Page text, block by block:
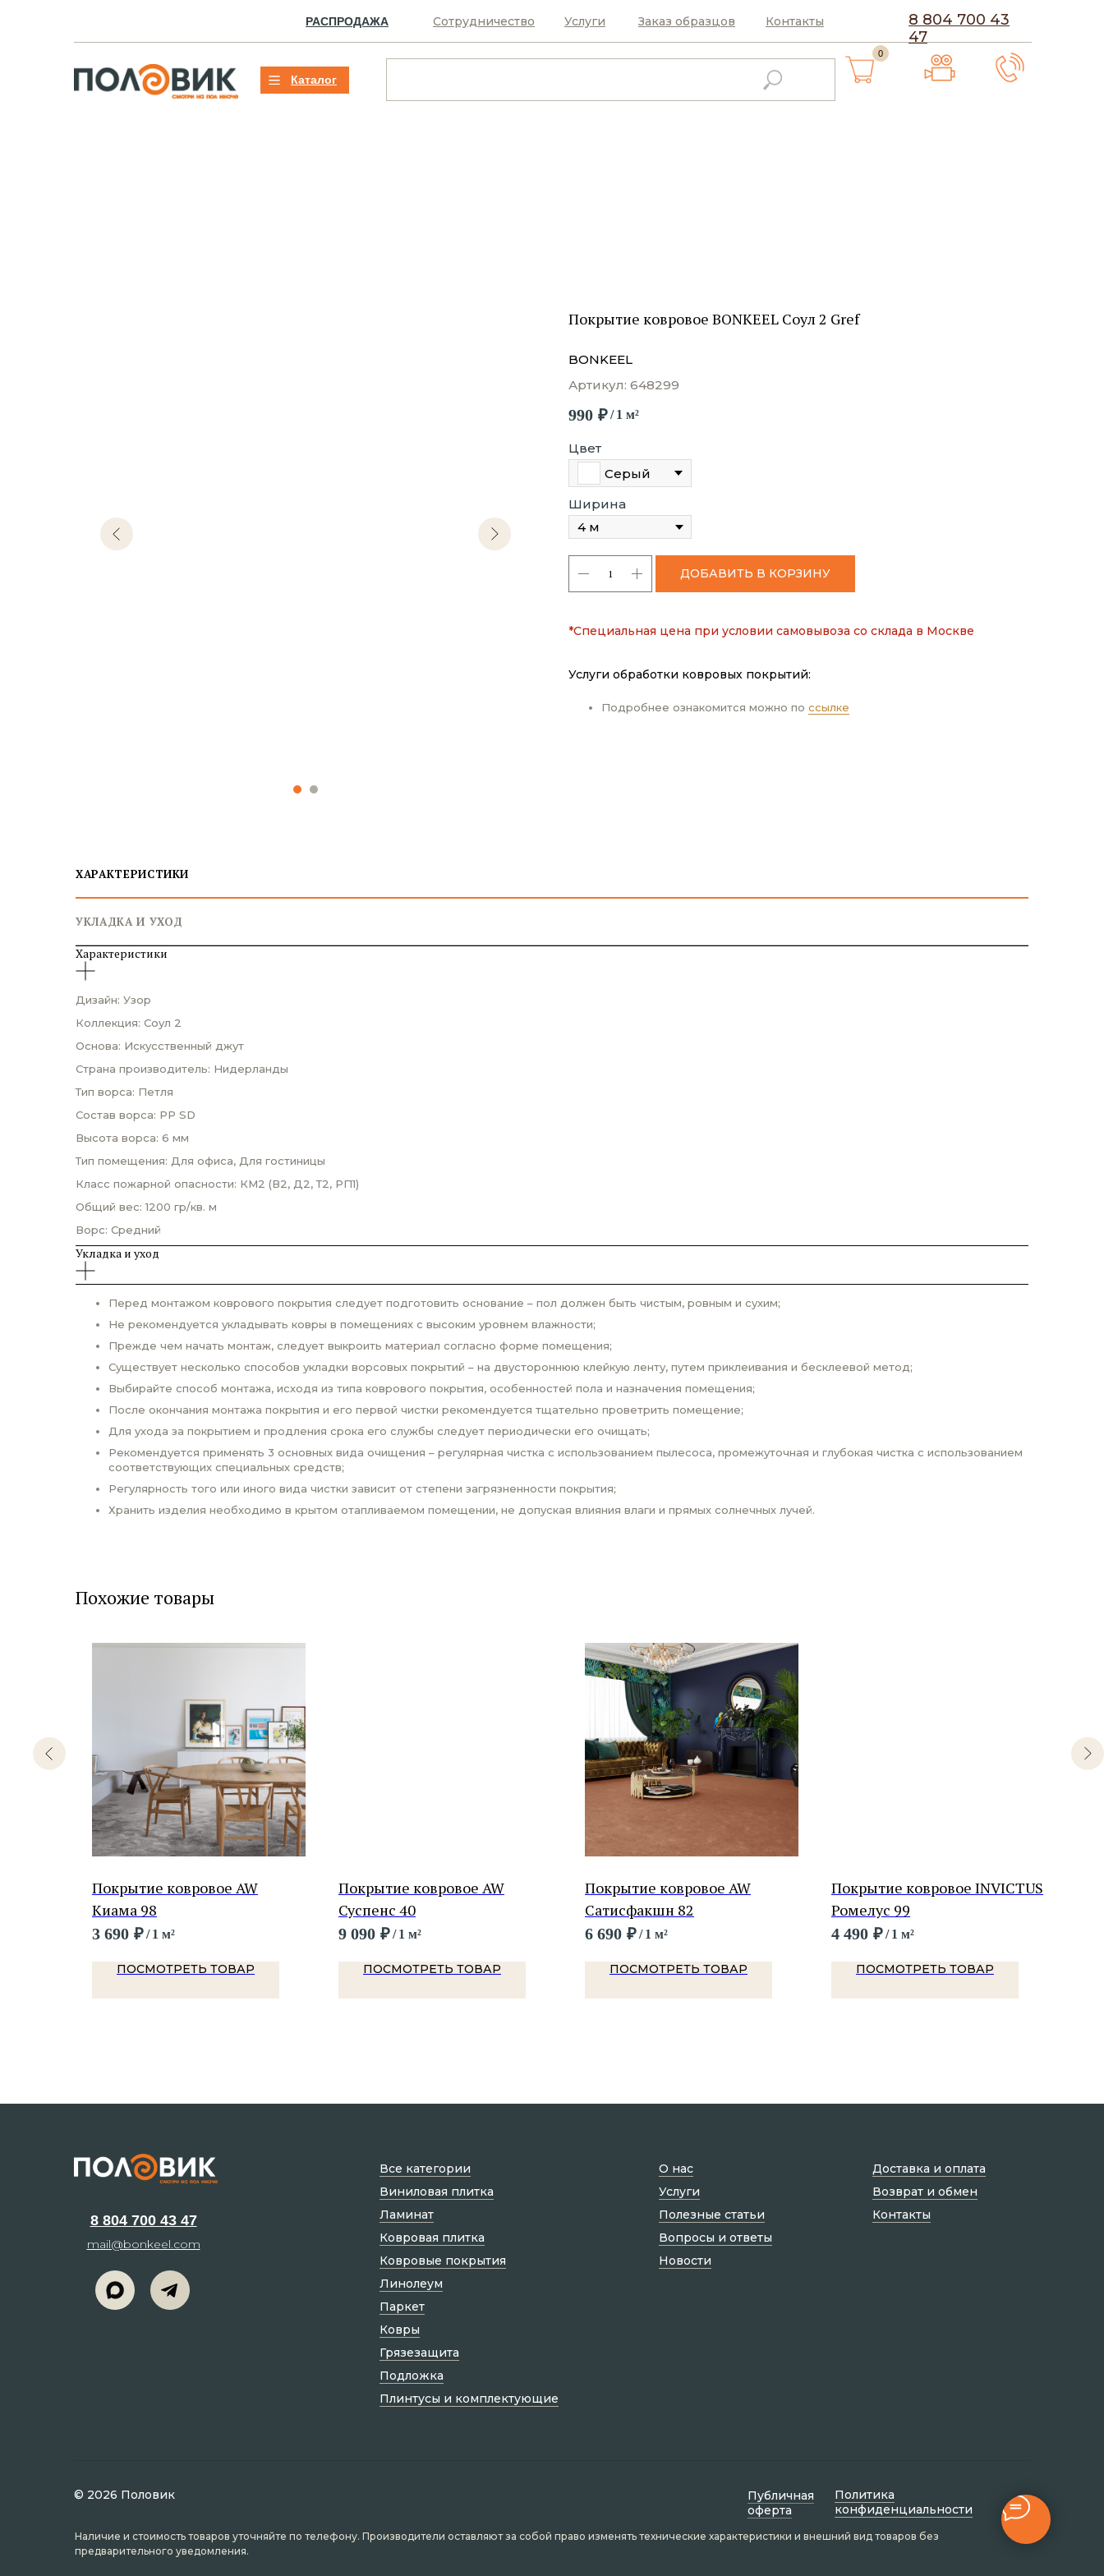
8 804 700 43
47
Услуги
Сотрудничество Контакты
Заказ образцов
РАСПРОДАЖА
0
Каталог
Покрытие ковровое BONKEEL Соул 2 Gref
BONKEEL
Артикул: 648299
990 ₽/ 1 м²
Цвет
Серый
Ширина
ДОБАВИТЬ В КОРЗИНУ
*Специальная цена при условии самовывоза со склада в Москве
Услуги обработки ковровых покрытий:
Подробнее ознакомится можно по ссылке
ХАРАКТЕРИСТИКИ
УКЛАДКА И УХОД
Характеристики
Дизайн: Узор
Коллекция: Соул 2
Основа: Искусственный джут
Страна производитель: Нидерланды
Тип ворса: Петля
Состав ворса: PP SD
Высота ворса: 6 мм
Тип помещения: Для офиса, Для гостиницы
Класс пожарной опасности: КМ2 (В2, Д2, Т2, РП1)
Общий вес: 1200 гр/кв. м
Ворс: Средний
Укладка и уход
Перед монтажом коврового покрытия следует подготовить основание – пол должен быть чистым, ровным и сухим;
Не рекомендуется укладывать ковры в помещениях с высоким уровнем влажности;
Прежде чем начать монтаж, следует выкроить материал согласно форме помещения;
Существует несколько способов укладки ворсовых покрытий – на двустороннюю клейкую ленту, путем приклеивания и бесклеевой метод;
Выбирайте способ монтажа, исходя из типа коврового покрытия, особенностей пола и назначения помещения;
После окончания монтажа покрытия и его первой чистки рекомендуется тщательно проветрить помещение;
Для ухода за покрытием и продления срока его службы следует периодически его очищать;
Рекомендуется применять 3 основных вида очищения – регулярная чистка с использованием пылесоса, промежуточная и глубокая чистка с использованием
соответствующих специальных средств;
Регулярность того или иного вида чистки зависит от степени загрязненности покрытия;
Хранить изделия необходимо в крытом отапливаемом помещении, не допуская влияния влаги и прямых солнечных лучей.
Похожие товары
Покрытие ковровое AW
Киама 98
3 690 ₽/ 1 м²
ПОСМОТРЕТЬ ТОВАР
Покрытие ковровое AW
Суспенс 40
9 090 ₽/ 1 м²
ПОСМОТРЕТЬ ТОВАР
Покрытие ковровое AW
Сатисфакшн 82
6 690 ₽/ 1 м²
ПОСМОТРЕТЬ ТОВАР
Покрытие ковровое INVICTUS
Ромелус 99
4 490 ₽/ 1 м²
ПОСМОТРЕТЬ ТОВАР
8 804 700 43 47
mail@bonkeel.com
О нас
Услуги
Полезные статьи
Вопросы и ответы
Новости
Доставка и оплата
Возврат и обмен
Контакты
© 2026 Половик
Наличие и стоимость товаров уточняйте по телефону. Производители оставляют за собой право изменять технические характеристики и внешний вид товаров без
предварительного уведомления.
Все категории
Виниловая плитка
Ламинат
Ковровая плитка
Ковровые покрытия
Линолеум
Паркет
Ковры
Грязезащита
Подложка
Плинтусы и комплектующие
Политик а
конфиденциальности
Публичная
оферта